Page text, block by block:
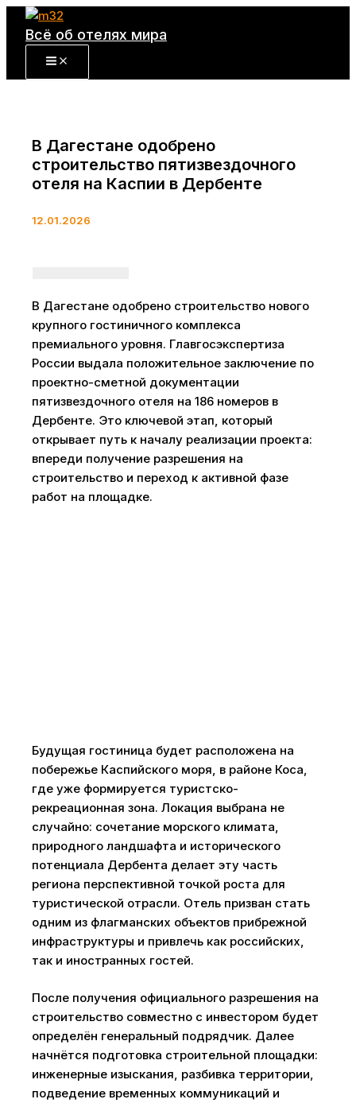
Перейти
содержимому
Всё об отелях мира
В Дагестане одобрено
строительство пятизвездочного
отеля на Каспии в Дербенте
12.01.2026
В Дагестане одобрено строительство нового
крупного гостиничного комплекса
премиального уровня. Главгосэкспертиза
России выдала положительное заключение по
проектно-сметной документации
пятизвездочного отеля на 186 номеров в
Дербенте. Это ключевой этап, который
открывает путь к началу реализации проекта:
впереди получение разрешения на
строительство и переход к активной фазе
работ на площадке.
Будущая гостиница будет расположена на
побережье Каспийского моря, в районе Коса,
где уже формируется туристско-
рекреационная зона. Локация выбрана не
случайно: сочетание морского климата,
природного ландшафта и исторического
потенциала Дербента делает эту часть
региона перспективной точкой роста для
туристической отрасли. Отель призван стать
одним из флагманских объектов прибрежной
инфраструктуры и привлечь как российских,
так и иностранных гостей.
После получения официального разрешения на
строительство совместно с инвестором будет
определён генеральный подрядчик. Далее
начнётся подготовка строительной площадки:
инженерные изыскания, разбивка территории,
подведение временных коммуникаций и